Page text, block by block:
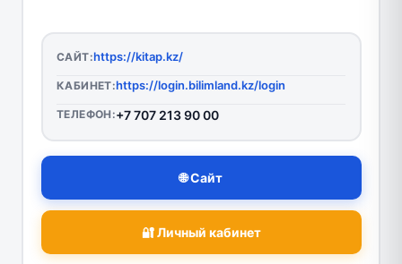
САЙТ:https://kitap.kz/
КАБИНЕТ:https://login.bilimland.kz/login
ТЕЛЕФОН:+7 707 213 90 00
🌐 Сайт
🔐 Личный кабинет